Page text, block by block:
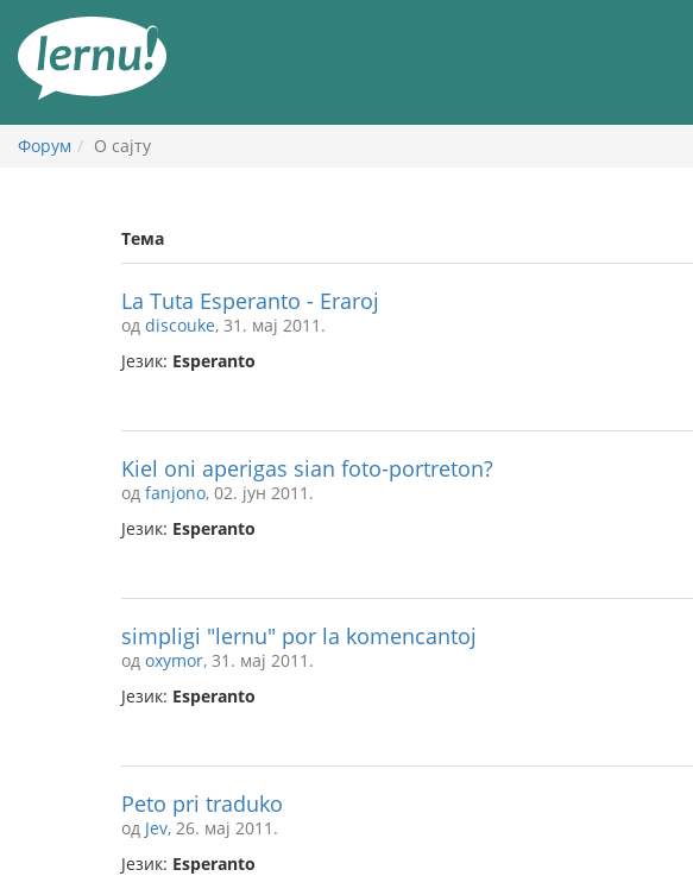
садржају
Форум О сајту
Тема
La Tuta Esperanto - Eraroj
од discouke, 31. мај 2011.
Језик: Esperanto
Kiel oni aperigas sian foto-portreton?
од fanjono, 02. јун 2011.
Језик: Esperanto
simpligi "lernu" por la komencantoj
од oxymor, 31. мај 2011.
Језик: Esperanto
Peto pri traduko
од Jev, 26. мај 2011.
Језик: Esperanto